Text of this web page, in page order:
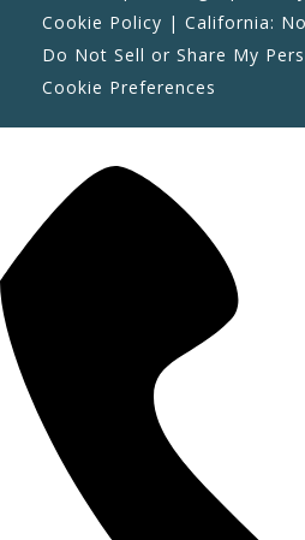
Cookie Policy | California:
Do Not Sell or Share My
Cookie Preferences